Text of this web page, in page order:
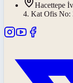
Hacettepe
4. Kat Ofis